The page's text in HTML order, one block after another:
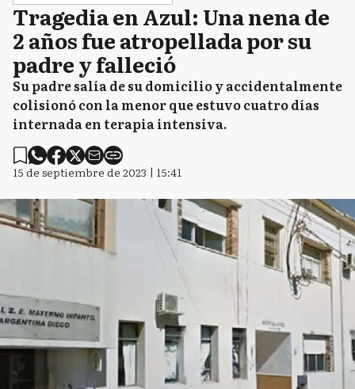
Tragedia en Azul: Una nena de
2 años fue atropellada por su
padre y falleció
Su padre salía de su domicilio y accidentalmente
colisionó con la menor que estuvo cuatro días
internada en terapia intensiva.
15 de septiembre de 2023 | 15:41